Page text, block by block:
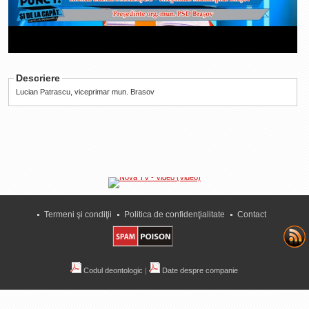
La Ţintă
Dialoguri cu Ghişe
Bucuria Credinţei
Loaded:
00:25
Progress:
Duration
Descriere
Lucian Patrascu, viceprimar mun. Brasov
Termeni şi condiţii Politica de confidenţialitate Contact
Codul deontologic | Date despre companie